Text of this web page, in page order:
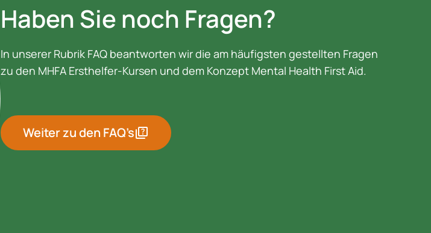
Haben Sie noch Fragen?
In unserer Rubrik FAQ beantworten wir die am häufigsten gestellten Fragen
zu den MHFA Ersthelfer-Kursen und dem Konzept Mental Health First Aid.
Weiter zu den FAQ’squiz